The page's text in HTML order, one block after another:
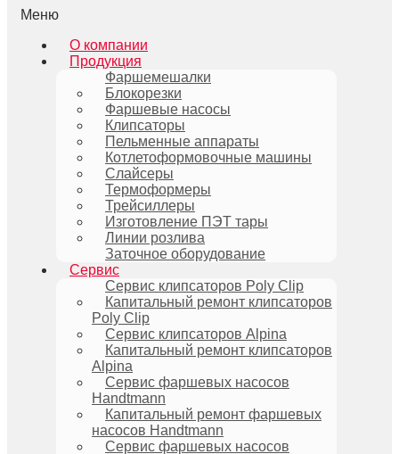
Меню
О компании
Продукция
Фаршемешалки
Блокорезки
Фаршевые насосы
Клипсаторы
Пельменные аппараты
Котлетоформовочные машины
Слайсеры
Термоформеры
Трейсиллеры
Изготовление ПЭТ тары
Линии розлива
Заточное оборудование
Сервис
Сервис клипсаторов Poly Clip
Капитальный ремонт клипсаторов
Poly Clip
Сервис клипсаторов Alpina
Капитальный ремонт клипсаторов
Alpina
Сервис фаршевых насосов
Handtmann
Капитальный ремонт фаршевых
насосов Handtmann
Сервис фаршевых насосов